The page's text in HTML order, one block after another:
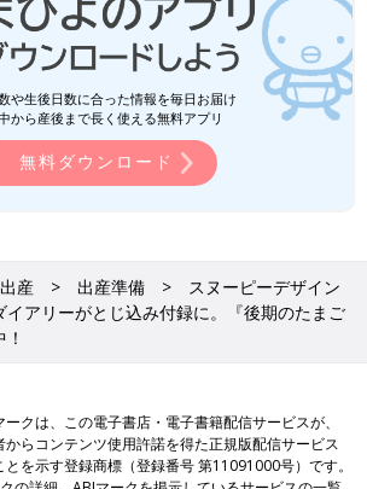
や生後日数に合った情報を毎日お届け
から産後まで長く使える無料アプリ
無料ダウンロード
産 出産準備
スヌーピーデザイン
アリーがとじ込み付録に。『後期のたまご
ークは、この電子書店・電子書籍配信サービスが、
からコンテンツ使用許諾を得た正規版配信サービス
とを示す登録商標（登録番号 第11091000号）です。